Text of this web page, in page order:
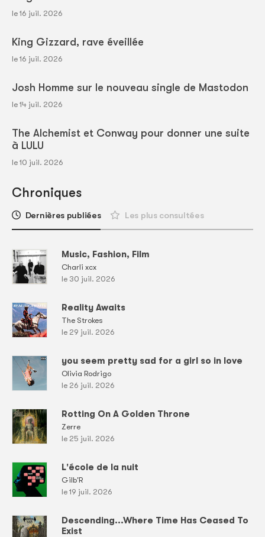
le 16 juil. 2026
King Gizzard, rave éveillée
le 16 juil. 2026
Josh Homme sur le nouveau single de Mastodon
le 14 juil. 2026
The Alchemist et Conway pour donner une suite
à LULU
le 10 juil. 2026
Chroniques
Dernières publiées Les plus consultées
Music, Fashion, Film
Charli xcx
le 30 juil. 2026
Reality Awaits
The Strokes
le 29 juil. 2026
you seem pretty sad for a girl so in love
Olivia Rodrigo
le 26 juil. 2026
Rotting On A Golden Throne
Zerre
le 25 juil. 2026
L'école de la nuit
Gilb'R
le 19 juil. 2026
Descending...Where Time Has Ceased To
Exist